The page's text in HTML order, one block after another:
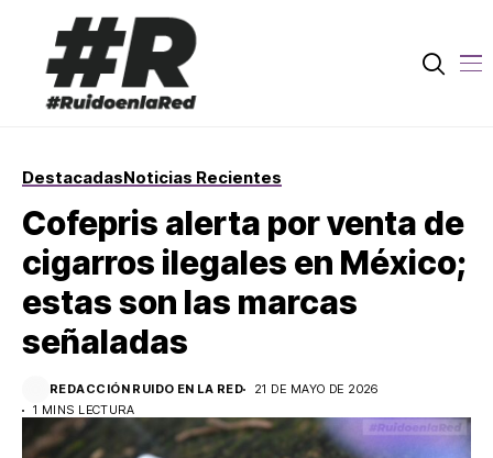
DestacadasNoticias Recientes
Cofepris alerta por venta de
cigarros ilegales en México;
estas son las marcas
señaladas
REDACCIÓN RUIDO EN LA RED
21 DE MAYO DE 2026
1 MINS LECTURA